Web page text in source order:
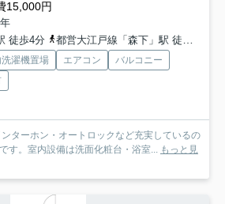
15,000円
徒歩4分
都営大江戸線「森下」駅 徒歩4分
濯機置場 エアコン
バルコニー
ターホン・オートロックなど充実しているの
す。室内設備は洗面化粧台・浴室... もっと見